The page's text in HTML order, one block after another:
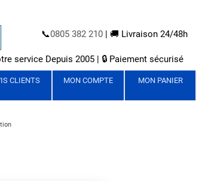
📞0805 382 210 | 🚚 Livraison 24/48h
service Depuis 2005 | 🔒 Paiement sécurisé
CLIENTS MON COMPTE MON PANIER